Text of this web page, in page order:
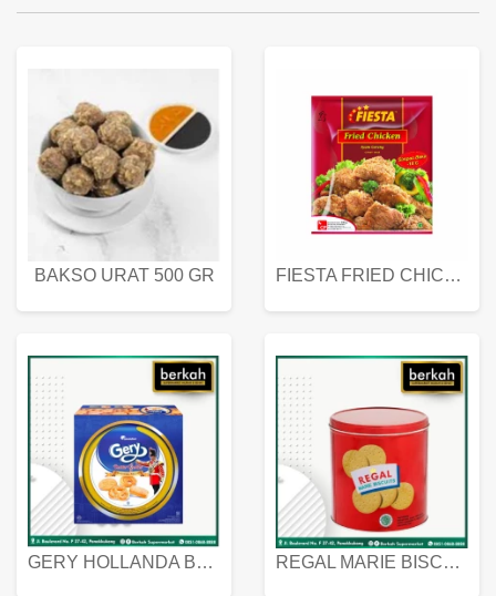
BAKSO URAT 500 GR FIESTA FRIED CHICKEN 500 GR
GERY HOLLANDA BUTTER COOKIES 450 GRAM REGAL MARIE BISCUIT KALENG 550 GRAM